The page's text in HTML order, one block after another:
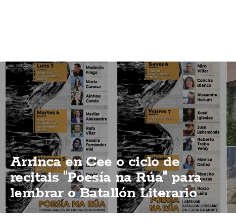
Arrinca en Cee o ciclo de
recitais "Poesía na Rúa" para
lembrar o Batallón Literario